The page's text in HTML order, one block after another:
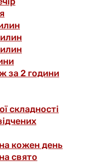
за 2 години
складності
кожен день
свято